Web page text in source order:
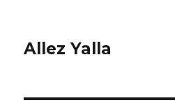
Allez Yalla